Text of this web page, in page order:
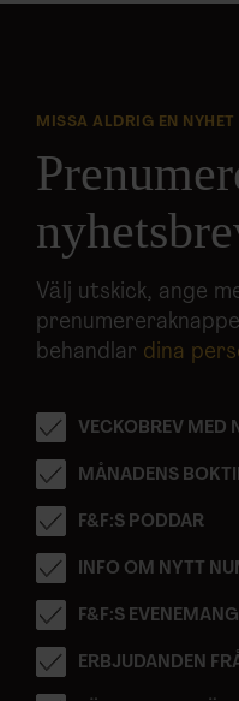
MISSA ALDRIG EN NYHET
Välj utskick, ange
behandlar dina
VECKOBREV MED
MÅNADENS
F&F:S PODDAR
INFO OM NYTT
F&F:S EVENEMANG
ERBJUDANDEN